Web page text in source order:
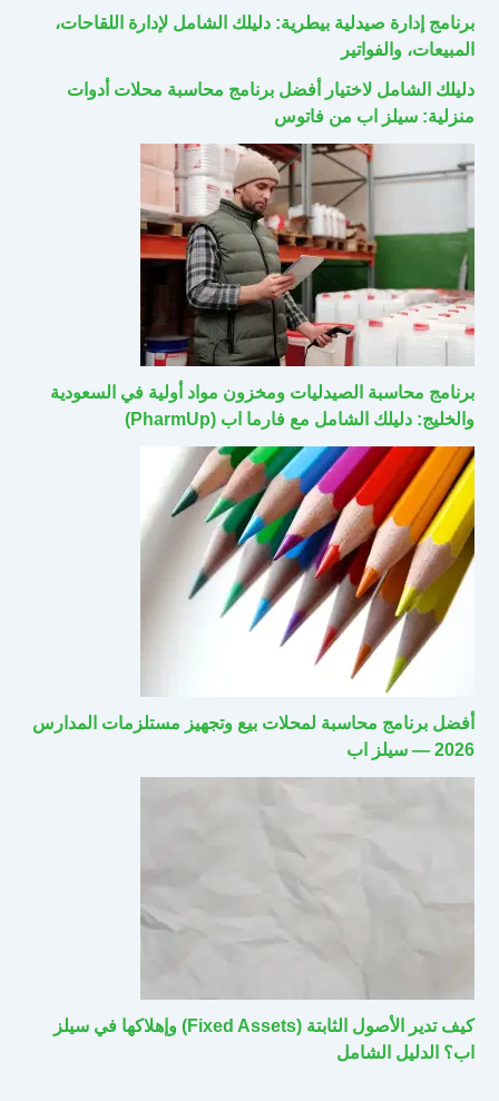
برنامج إدارة صيدلية بيطرية: دليلك الشامل لإدارة اللقاحات،
المبيعات، والفواتير
دليلك الشامل لاختيار أفضل برنامج محاسبة محلات أدوات
منزلية: سيلز اب من فاتوس
برنامج محاسبة الصيدليات ومخزون مواد أولية في السعودية
والخليج: دليلك الشامل مع فارما اب (PharmUp)
أفضل برنامج محاسبة لمحلات بيع وتجهيز مستلزمات المدارس
2026 — سيلز اب
كيف تدير الأصول الثابتة (Fixed Assets) وإهلاكها في سيلز
اب؟ الدليل الشامل